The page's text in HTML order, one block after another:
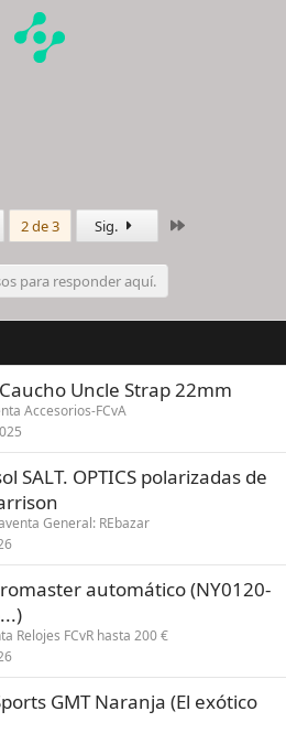
2 de 3 Sig.
para responder aquí.
Uncle Strap 22mm
Accesorios-FCvA
SALT. OPTICS polarizadas de
General: REbazar
automático (NY0120-
Relojes FCvR hasta 200 €
GMT Naranja (El exótico